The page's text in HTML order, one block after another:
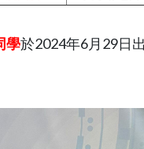
學於2024年6月29日